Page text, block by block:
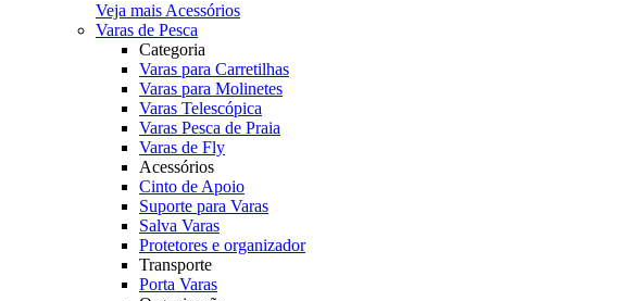
Veja mais Acessórios
Varas de Pesca
Categoria
Varas para Carretilhas
Varas para Molinetes
Varas Telescópica
Varas Pesca de Praia
Varas de Fly
Acessórios
Cinto de Apoio
Suporte para Varas
Salva Varas
Protetores e organizador
Transporte
Porta Varas